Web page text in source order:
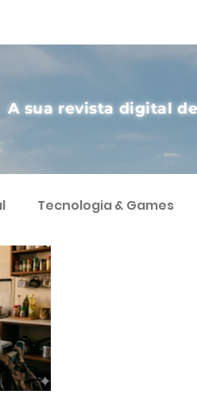
A sua revista digital
Tecnologia & Games